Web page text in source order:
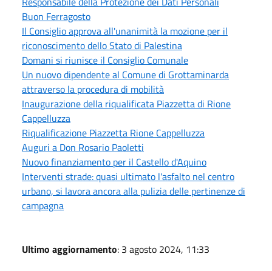
Buon Ferragosto
Il Consiglio approva all'unanimità la mozione per il
riconoscimento dello Stato di Palestina
Domani si riunisce il Consiglio Comunale
Un nuovo dipendente al Comune di Grottaminarda
attraverso la procedura di mobilità
Inaugurazione della riqualificata Piazzetta di Rione
Cappelluzza
Riqualificazione Piazzetta Rione Cappelluzza
Auguri a Don Rosario Paoletti
Nuovo finanziamento per il Castello d'Aquino
Interventi strade: quasi ultimato l'asfalto nel centro
urbano, si lavora ancora alla pulizia delle pertinenze di
campagna
Ultimo aggiornamento: 3 agosto 2024, 11:33